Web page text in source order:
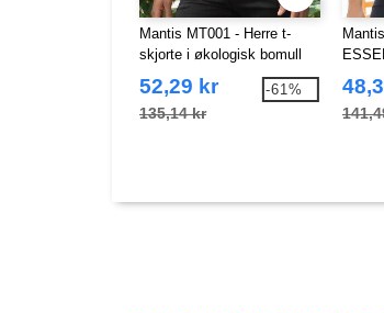
Mantis MT001 - Herre t-
skjorte i økologisk bomull
52,29 kr
135,14 kr
-61%